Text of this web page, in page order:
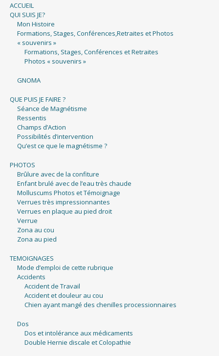
ACCUEIL
QUI SUIS JE?
Mon Histoire
Formations, Stages, Conférences,Retraites et Photos
« souvenirs »
Formations, Stages, Conférences et Retraites
Photos « souvenirs »
GNOMA
QUE PUIS JE FAIRE ?
Séance de Magnétisme
Ressentis
Champs d’Action
Possibilités d’intervention
Qu’est ce que le magnétisme ?
PHOTOS
Brûlure avec de la confiture
Enfant brulé avec de l’eau très chaude
Molluscums Photos et Témoignage
Verrues très impressionnantes
Verrues en plaque au pied droit
Verrue
Zona au cou
Zona au pied
TEMOIGNAGES
Mode d’emploi de cette rubrique
Accidents
Accident de Travail
Accident et douleur au cou
Chien ayant mangé des chenilles processionnaires
Dos
Dos et intolérance aux médicaments
Double Hernie discale et Colopathie